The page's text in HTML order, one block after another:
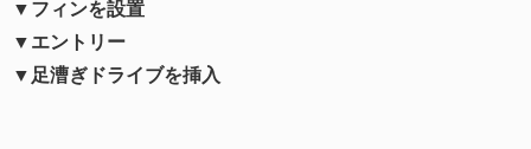
▼フィンを設置
▼エントリー
▼足漕ぎドライブを挿入